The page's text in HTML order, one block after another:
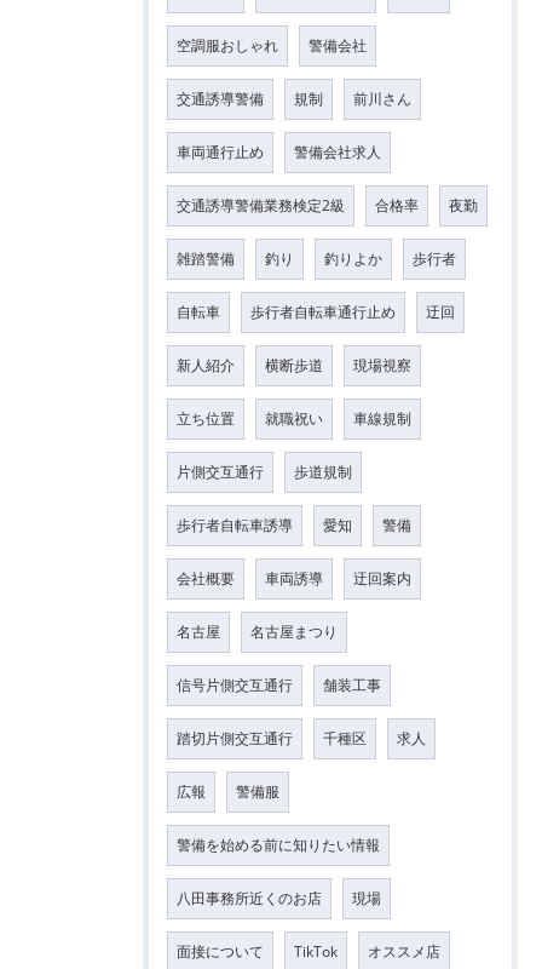
空調服おしゃれ 警備会社
交通誘導警備 規制 前川さん
車両通行止め 警備会社求人
交通誘導警備業務検定2級 合格率 夜勤
雑踏警備 釣り 釣りよか 歩行者
自転車 歩行者自転車通行止め 迂回
新人紹介 横断歩道 現場視察
立ち位置 就職祝い 車線規制
片側交互通行 歩道規制
歩行者自転車誘導 愛知 警備
会社概要 車両誘導 迂回案内
名古屋 名古屋まつり
信号片側交互通行 舗装工事
踏切片側交互通行 千種区 求人
広報 警備服
警備を始める前に知りたい情報
八田事務所近くのお店 現場
面接について TikTok オススメ店